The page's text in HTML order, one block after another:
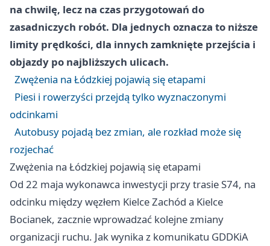
na chwilę, lecz na czas przygotowań do
zasadniczych robót. Dla jednych oznacza to niższe
limity prędkości, dla innych zamknięte przejścia i
objazdy po najbliższych ulicach.
Zwężenia na Łódzkiej pojawią się etapami
Piesi i rowerzyści przejdą tylko wyznaczonymi
odcinkami
Autobusy pojadą bez zmian, ale rozkład może się
rozjechać
Zwężenia na Łódzkiej pojawią się etapami
Od 22 maja wykonawca inwestycji przy trasie S74, na
odcinku między węzłem Kielce Zachód a Kielce
Bocianek, zacznie wprowadzać kolejne zmiany
organizacji ruchu. Jak wynika z komunikatu GDDKiA